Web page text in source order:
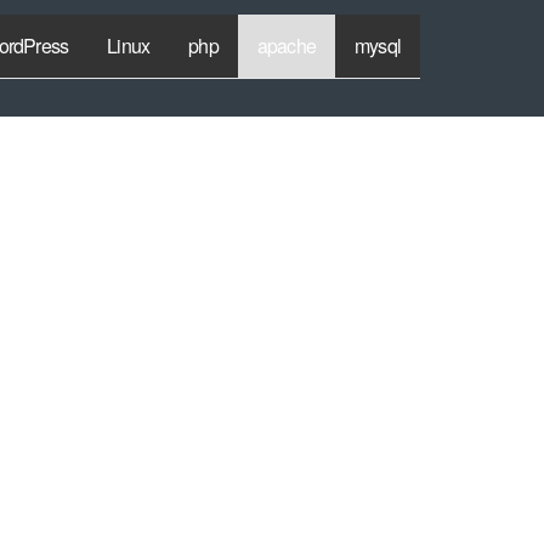
Linux php apache mysql